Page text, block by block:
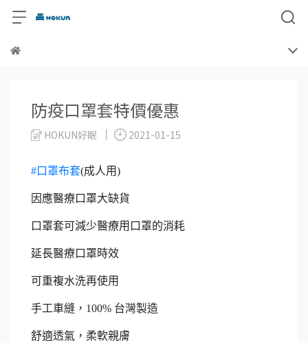
防疫口罩套特價優惠
HOKUN好眠 2021-01-15
#口罩布套(成人用)
因應醫療口罩大缺貨
口罩套可減少醫療用口罩的消耗
延長醫療口罩時效
可重複水洗再使用
手工車縫，100% 台灣製造
舒適透氣，柔軟親膚